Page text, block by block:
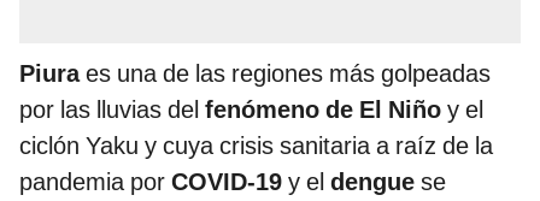
Piuraes una de las regiones más golpeadas
por las lluvias del fenómeno de El Niño y el
ciclón Yaku y cuya crisis sanitaria a raíz de la
pandemia por COVID-19 y el dengue se